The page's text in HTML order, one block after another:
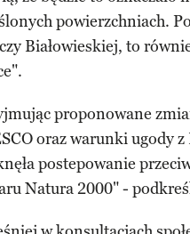
powierzchniach.
Białowieskiej, to
proponowane
oraz warunki ugody
postepowanie
Natura 2000" -